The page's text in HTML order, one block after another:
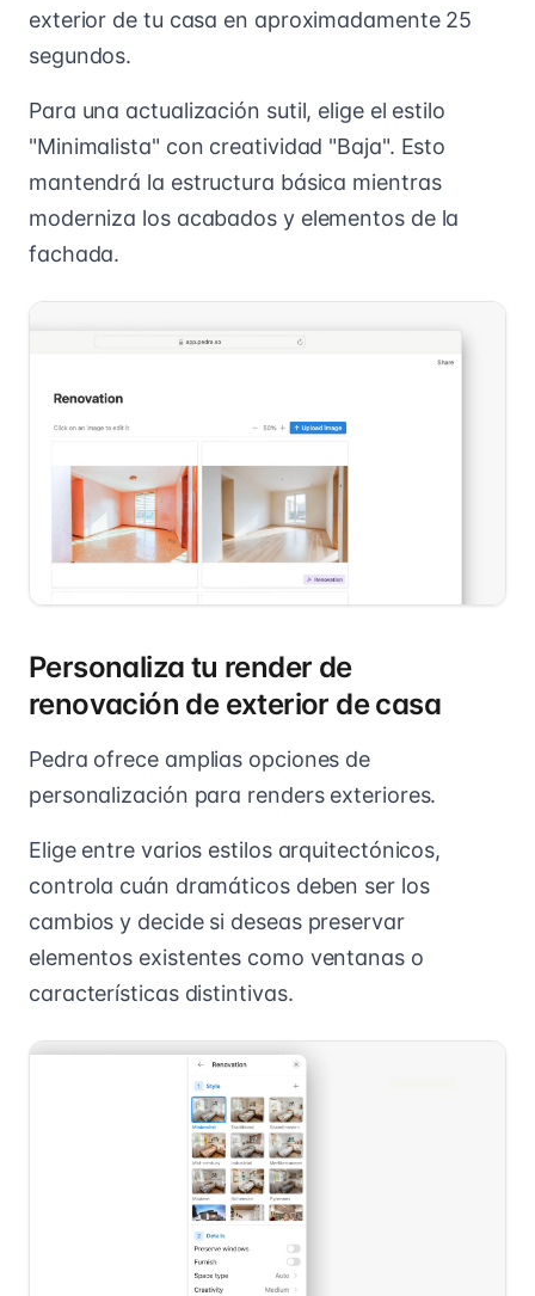
exterior de tu casa en aproximadamente 25
segundos.
Para una actualización sutil, elige el estilo
"Minimalista" con creatividad "Baja". Esto
mantendrá la estructura básica mientras
moderniza los acabados y elementos de la
fachada.
Personaliza tu render de
renovación de exterior de casa
Pedra ofrece amplias opciones de
personalización para renders exteriores.
Elige entre varios estilos arquitectónicos,
controla cuán dramáticos deben ser los
cambios y decide si deseas preservar
elementos existentes como ventanas o
características distintivas.